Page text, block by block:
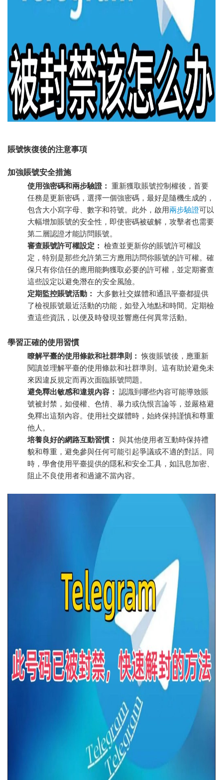
賬號恢復後的注意事項
加強賬號安全措施
使用強密碼和兩步驗證： 重新獲取賬號控制權後，首要
任務是更新密碼，選擇一個強密碼，最好是隨機生成的，
包含大小寫字母、數字和符號。此外，啟用兩步驗證可以
大幅增加賬號的安全性，即使密碼被破解，攻擊者也需要
第二層認證才能訪問賬號。
審查賬號許可權設定： 檢查並更新你的賬號許可權設
定，特別是那些允許第三方應用訪問你賬號的許可權。確
保只有你信任的應用能夠獲取必要的許可權，並定期審查
這些設定以避免潛在的安全風險。
定期監控賬號活動：
大多數社交媒體和通訊平臺都提供
了檢視賬號最近活動的功能，如登入地點和時間。定期檢
查這些資訊，以便及時發現並響應任何異常活動。
學習正確的使用習慣
瞭解平臺的使用條款和社群準則： 恢復賬號後，應重新
閱讀並理解平臺的使用條款和社群準則。這有助於避免未
來因違反規定而再次面臨賬號問題。
避免釋出敏感和違規內容： 認識到哪些內容可能導致賬
號被封禁，如侵權、色情、暴力或仇恨言論等，並嚴格避
免釋出這類內容。使用社交媒體時，始終保持謹慎和尊重
他人。
培養良好的網路互動習慣： 與其他使用者互動時保持禮
貌和尊重，避免參與任何可能引起爭議或不適的對話。同
時，學會使用平臺提供的隱私和安全工具，如訊息加密、
阻止不良使用者和過濾不當內容。